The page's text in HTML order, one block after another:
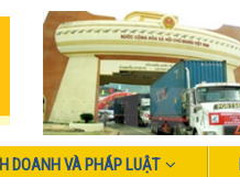
DOANH VÀ PHÁP LUẬT